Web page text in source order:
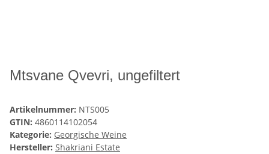
Mtsvane Qvevri, ungefiltert
Artikelnummer: NTS005
GTIN: 4860114102054
Kategorie: Georgische Weine
Hersteller: Shakriani Estate